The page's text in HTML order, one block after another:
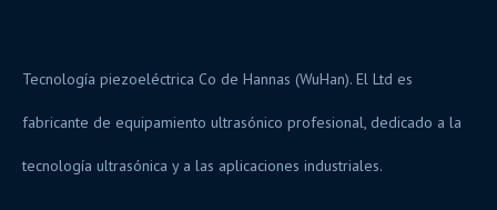
Tecnología piezoeléctrica Co de Hannas (WuHan). El Ltd es
fabricante de equipamiento ultrasónico profesional, dedicado a la
tecnología ultrasónica y a las aplicaciones industriales.